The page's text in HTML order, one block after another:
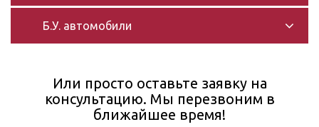
Б.У. автомобили
Или просто оставьте заявку на
консультацию. Мы перезвоним в
ближайшее время!